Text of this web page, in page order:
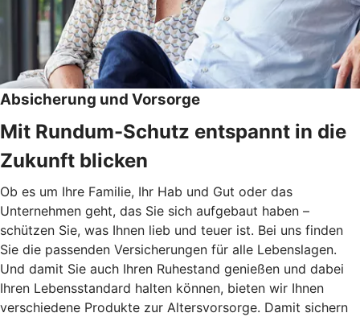
Absicherung und Vorsorge
Mit Rundum-Schutz entspannt in die
Zukunft blicken
Ob es um Ihre Familie, Ihr Hab und Gut oder das
Unternehmen geht, das Sie sich aufgebaut haben –
schützen Sie, was Ihnen lieb und teuer ist. Bei uns finden
Sie die passenden Versicherungen für alle Lebenslagen.
Und damit Sie auch Ihren Ruhestand genießen und dabei
Ihren Lebensstandard halten können, bieten wir Ihnen
verschiedene Produkte zur Altersvorsorge. Damit sichern